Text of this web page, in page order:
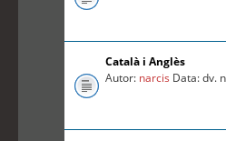
Català i Anglès
Autor: narcis Data: dv.